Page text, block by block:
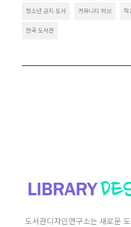
청소년 금지 도서 커뮤니티 허브 학
한국 도서관
도서관디자인연구소는 새로운